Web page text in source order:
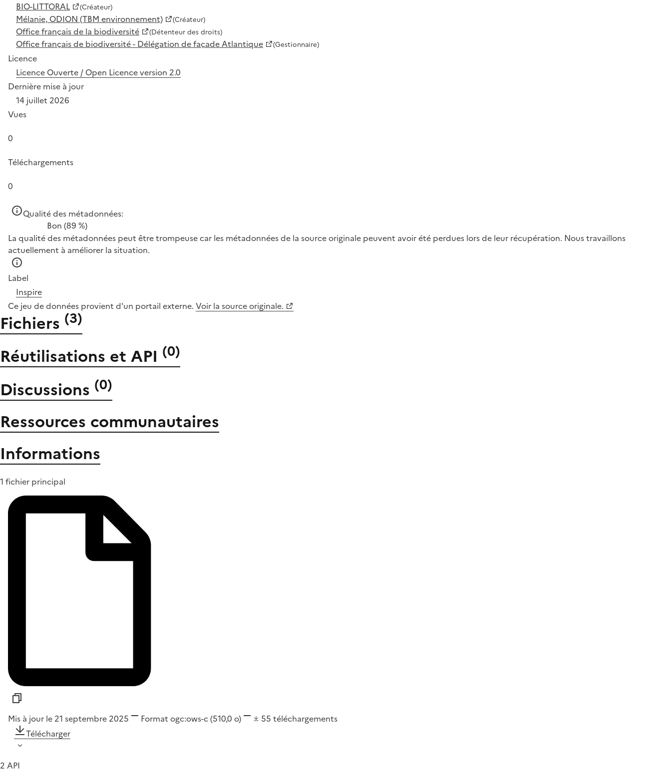
BIO-LITTORAL
(Créateur)
Mélanie, ODION (TBM environnement) (Créateur)
Office français de la biodiversité (Détenteur des droits)
Office français de biodiversité - Délégation de façade Atlantique (Gestionnaire)
Licence
Licence Ouverte / Open Licence version 2.0
Dernière mise à jour
14 juillet 2026
Vues
0
Téléchargements
0
Qualité des métadonnées:
Bon (89 %)
La qualité des métadonnées peut être trompeuse car les métadonnées de la source originale peuvent avoir été perdues lors de leur récupération. Nous travaillons
actuellement à améliorer la situation.
Label
Inspire
Ce jeu de données provient d'un portail externe. Voir la source originale.
Fichiers (3)
Réutilisations et API (0)
Discussions (0)
Ressources communautaires
Informations
1 fichier principal
Mis à jour le 21 septembre 2025 Format ogc:ows-c(510,0 o) 55 téléchargements
Télécharger
2 API